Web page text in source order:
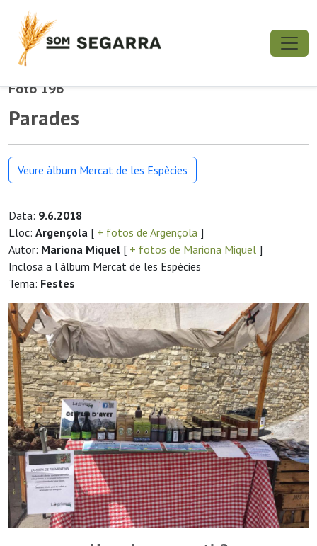
Foto 196
Parades
Veure àlbum Mercat de les Espècies
Data: 9.6.2018
Lloc: Argençola [ + fotos de Argençola ]
Autor: Mariona Miquel [ + fotos de Mariona Miquel ]
Inclosa a l'àlbum Mercat de les Espècies
Tema: Festes